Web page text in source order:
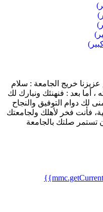
خريج الجامعة : سلام
، أما بعد : فنهنئك ونبارك لك
لك دوام التوفيق والنجاح
فأنت فخر لأهلك ولجامعتك
تستمر صلتك بالجامعة